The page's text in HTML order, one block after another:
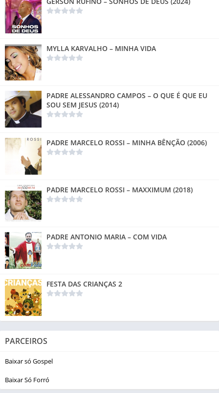
MYLLA KARVALHO – MINHA VIDA
PADRE ALESSANDRO CAMPOS – O QUE É QUE EU
SOU SEM JESUS (2014)
PADRE MARCELO ROSSI – MINHA BÊNÇÃO (2006)
PADRE MARCELO ROSSI – MAXXIMUM (2018)
PADRE ANTONIO MARIA – COM VIDA
FESTA DAS CRIANÇAS 2
PARCEIROS
Baixar só Gospel
Baixar Só Forró